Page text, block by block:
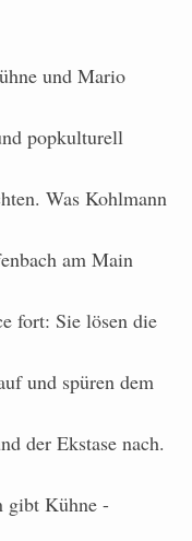
und Mario
popkulturell
Was Kohlmann
am Main
fort: Sie lösen die
und spüren dem
der Ekstase nach.
gibt Kühne -